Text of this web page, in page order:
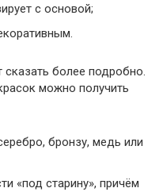
с основой;
сказать более подробно.
можно получить
бронзу, медь или
«под старину», причём